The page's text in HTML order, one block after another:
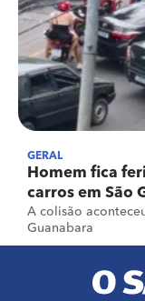
GERAL
Homem fica
carros em São
A colisão
Guanabara